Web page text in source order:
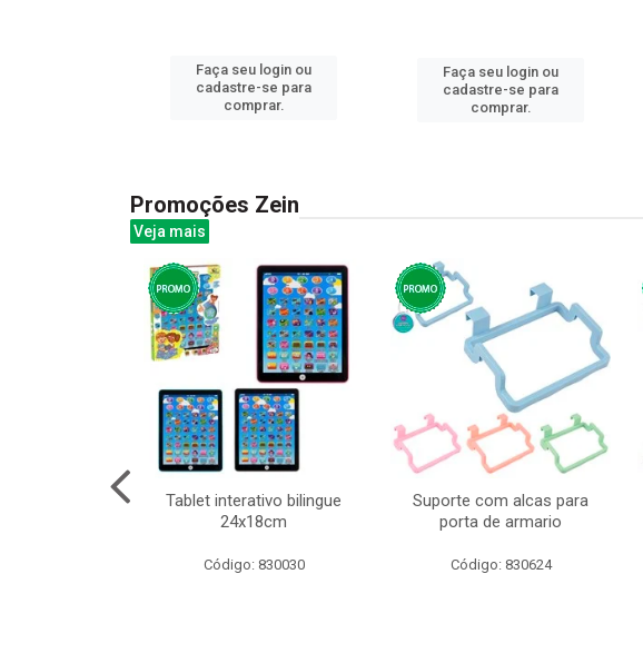
Faça seu login ou
cadastre-se para
comprar.
Faça seu login ou
cadastre-se para
comprar.
Promoções Zein
Veja mais
Tablet interativo bilingue
24x18cm
Código: 830030
Suporte com alcas para
porta de armario
Código: 830624